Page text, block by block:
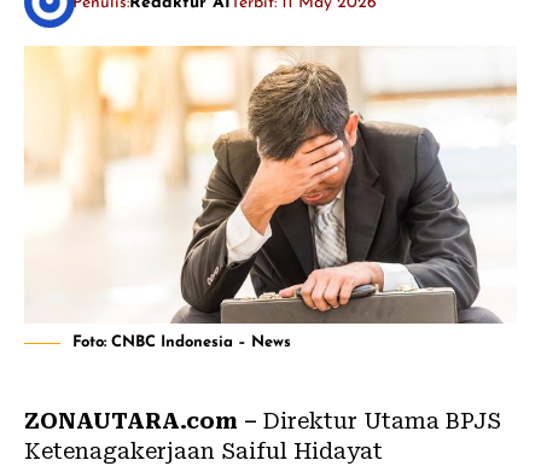
Foto: CNBC Indonesia – News
ZONAUTARA.com – Direktur Utama BPJS
Ketenagakerjaan Saiful Hidayat